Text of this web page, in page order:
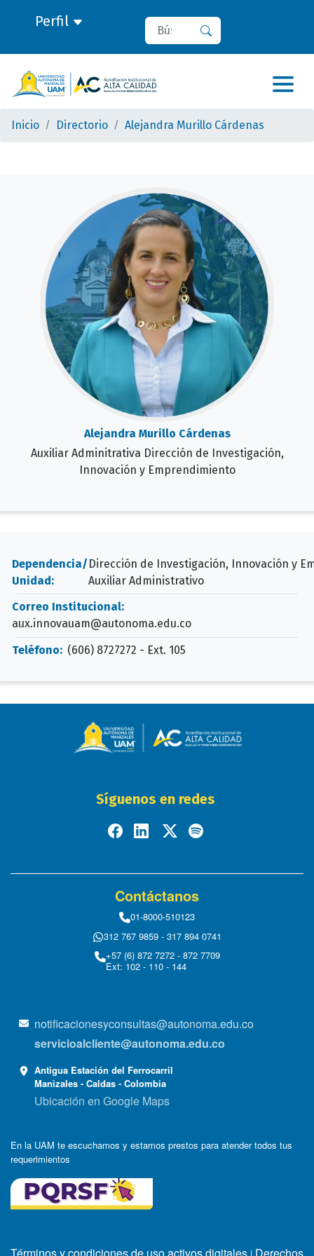
Perfil Buscar
Inicio Directorio Alejandra Murillo Cárdenas
Alejandra Murillo Cárdenas
Auxiliar Adminitrativa Dirección de Investigación,
Innovación y Emprendimiento
Dependencia/
Unidad:
Dirección de Investigación, Innovación y
Auxiliar Administrativo
Correo Institucional:
aux.innovauam@autonoma.edu.co
Teléfono: (606) 8727272 - Ext. 105
Síguenos en redes
Contáctanos
01-8000-510123
312 767 9859 - 317 894 0741
+57 (6) 872 7272 - 872 7709
Ext: 102 - 110 - 144
notificacionesyconsultas@autonoma.edu.co
servicioalcliente@autonoma.edu.co
Antigua Estación del Ferrocarril
Manizales - Caldas - Colombia
Ubicación en Google Maps
En la UAM te escuchamos y estamos prestos para atender todos tus
requerimientos